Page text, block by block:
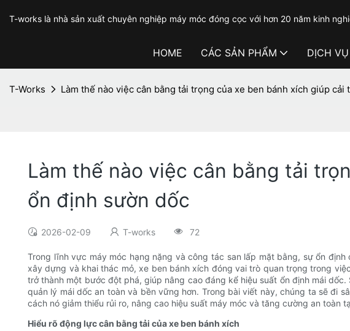
T-works là nhà sản xuất chuyên nghiệp máy móc đóng cọc với hơn 20 năm kinh
HOME CÁC SẢN PHẨM DỊCH VỤ
T-Works Làm thế nào việc cân bằng tải trọng của xe ben bánh xích giúp
Làm thế nào việc cân bằng tải
ổn định sườn dốc
2026-02-09 T-works 72
Trong lĩnh vực máy móc hạng nặng và công tác san lấp mặt bằng, sự ổn
xây dựng và khai thác mỏ, xe ben bánh xích đóng vai trò quan trọng trong
trở thành một bước đột phá, giúp nâng cao đáng kể hiệu suất ổn định mái
quản lý mái dốc an toàn và bền vững hơn. Trong bài viết này, chúng ta sẽ đi
cách nó giảm thiểu rủi ro, nâng cao hiệu suất máy móc và tăng cường an toàn
Hiểu rõ động lực cân bằng tải của xe ben bánh xích